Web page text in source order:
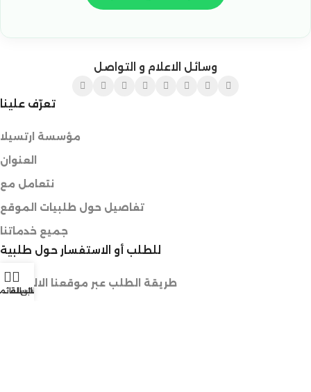
وسائل الاعلام و التواصل
تعرّف علينا
مؤسسة ارتسيلا
العنوان
نتعامل مع
تفاصيل حول طلبيات الموقع
جميع خدماتنا
للطلب أو الاستفسار حول طلبية
طريقة الطلب عبر موقعنا الالكتروني
السلةحسابي
الرغبات